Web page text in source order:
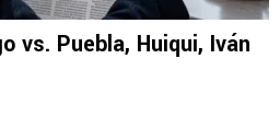
vs. Puebla, Huiqui, Iván